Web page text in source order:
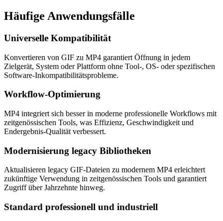
Häufige Anwendungsfälle
Universelle Kompatibilität
Konvertieren von GIF zu MP4 garantiert Öffnung in jedem
Zielgerät, System oder Plattform ohne Tool-, OS- oder spezifischen
Software-Inkompatibilitätsprobleme.
Workflow-Optimierung
MP4 integriert sich besser in moderne professionelle Workflows mit
zeitgenössischen Tools, was Effizienz, Geschwindigkeit und
Endergebnis-Qualität verbessert.
Modernisierung legacy Bibliotheken
Aktualisieren legacy GIF-Dateien zu modernem MP4 erleichtert
zukünftige Verwendung in zeitgenössischen Tools und garantiert
Zugriff über Jahrzehnte hinweg.
Standard professionell und industriell